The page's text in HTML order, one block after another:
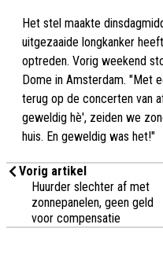
Het stel maakte
uitgezaaide longkanker
optreden. Vorig weekend
Dome in Amsterdam. "Met
terug op de concerten van
geweldig hè', zeiden we
huis. En geweldig was het!"
Vorig artikel
Huurder slechter af met
zonnepanelen, geen geld
voor compensatie